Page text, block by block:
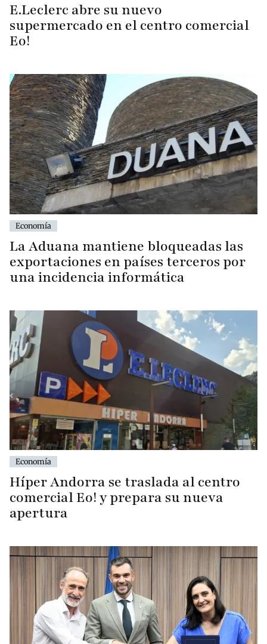
E.Leclerc abre su nuevo
supermercado en el centro comercial
Eo!
Economía
La Aduana mantiene bloqueadas las
exportaciones en países terceros por
una incidencia informática
Economía
Híper Andorra se traslada al centro
comercial Eo! y prepara su nueva
apertura